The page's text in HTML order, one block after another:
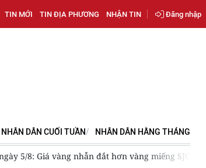
TIN MỚI TIN ĐỊA PHƯƠNG NHẬN TIN Đăng nhập
NHÂN DÂN CUỐI TUẦN NHÂN DÂN HẰNG THÁNG
đắt hơn vàng miếng SJC Sáng 7/8, giá